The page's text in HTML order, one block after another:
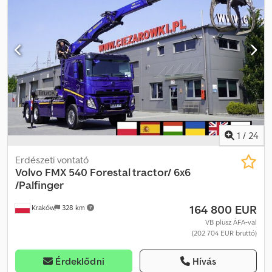
, vezetőfülke:nappali fülke
, hajtástípus:
, kibocsátási osztály: , felfüggesztés:acél,
, Gyártási év: , üzemórák:387 993 h,
Felszereltség:ABS, EBS (Elektronikus fékrendszer), elektronikus
stabilitásprogram (ESP), kipörgésgátló, légkondicionálás,
légzsák, retarder, szervokormány, teherautó regisztráció,
tempomat, ülésfűtés, További kérdések esetén forduljon
hozzánk bizalommal telefonon vagy WhatsApp-on keresztül.
Szükség esetén további daru-konténerek vagy hagyományos,
felépítményes konténerek is megvásárolhatók. Dcedpozq U Hdefx
Am Ajk Az ár a konténert nem tartalmazza.
1 / 24
Kraków 328 km
Erdészeti vontató
Volvo FMX 540 Forestal tractor/ 6x6
/Palfinger
164 800 EUR
VB plusz ÁFA-val
(202 704 EUR bruttó)
Érdeklődni Hívás